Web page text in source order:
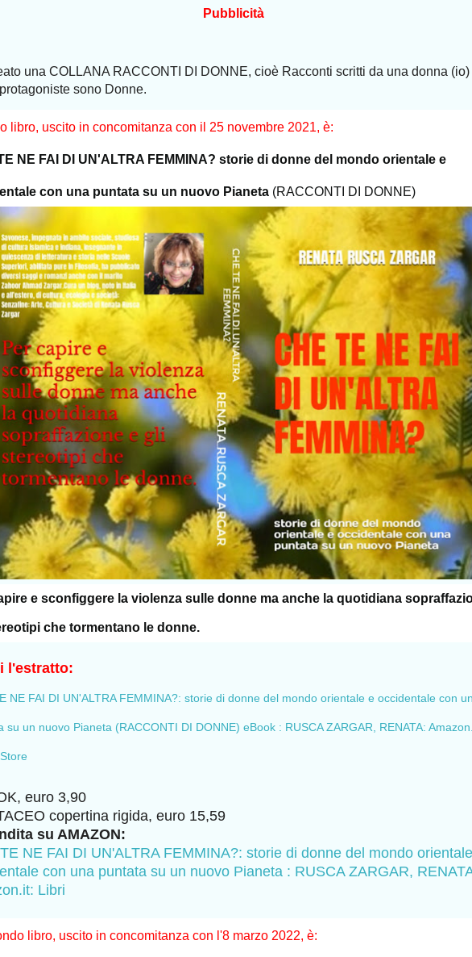
Pubblicità
una COLLANA RACCONTI DI DONNE, cioè Racconti scritti da una donna (io)
sono Donne.
libro, uscito in concomitanza con il 25 novembre 2021, è:
NE FAI DI UN'ALTRA FEMMINA? storie di donne del mondo orientale e
con una puntata su un nuovo Pianeta (RACCONTI DI DONNE)
e sconfiggere la violenza sulle donne ma anche la quotidiana
che tormentano le donne.
l'estratto:
NE FAI DI UN'ALTRA FEMMINA?: storie di donne del mondo orientale e occidentale con
su un nuovo Pianeta (RACCONTI DI DONNE) eBook : RUSCA ZARGAR, RENATA:
euro 3,90
copertina rigida, euro 15,59
su AMAZON:
NE FAI DI UN'ALTRA FEMMINA?: storie di donne del mondo
con una puntata su un nuovo Pianeta : RUSCA ZARGAR,
Libri
libro, uscito in concomitanza con l'8 marzo 2022, è: